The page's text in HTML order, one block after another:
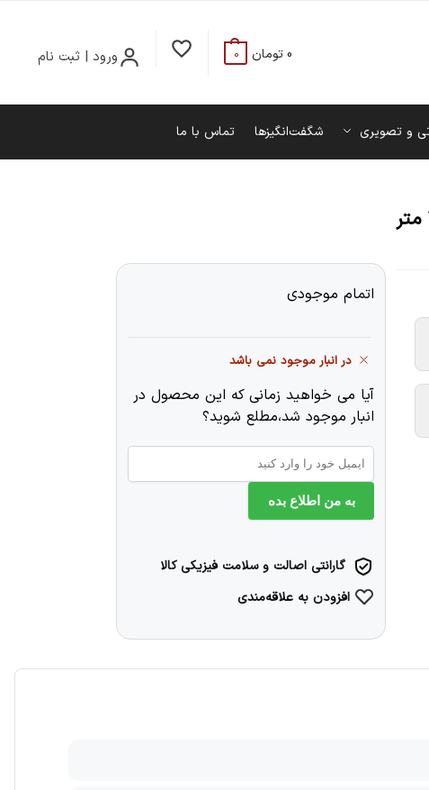
ورود | ثبت نام 0 تومان 0
و تصویری شگفت‌انگیزها تماس با ما
اتمام موجودی
در انبار موجود نمی باشد
آیا می خواهید زمانی که این محصول در
انبار موجود شد،مطلع شوید؟
به من اطلاع بده
گارانتی اصالت و سلامت فیزیکی کالا
افزودن به علاقه‌مندی